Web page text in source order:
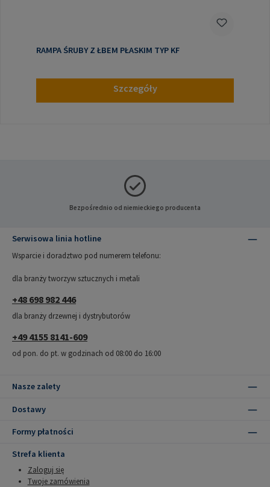
RAMPA ŚRUBY Z ŁBEM PŁASKIM TYP KF
Szczegóły
Bezpośrednio od niemieckiego producenta
Serwisowa linia hotline
Wsparcie i doradztwo pod numerem telefonu:
dla branży tworzyw sztucznych i metali
+48 698 982 446
dla branży drzewnej i dystrybutorów
+49 4155 8141-609
od pon. do pt. w godzinach od 08:00 do 16:00
Nasze zalety
Dostawy
Formy płatności
Strefa klienta
Zaloguj się
Twoje zamówienia